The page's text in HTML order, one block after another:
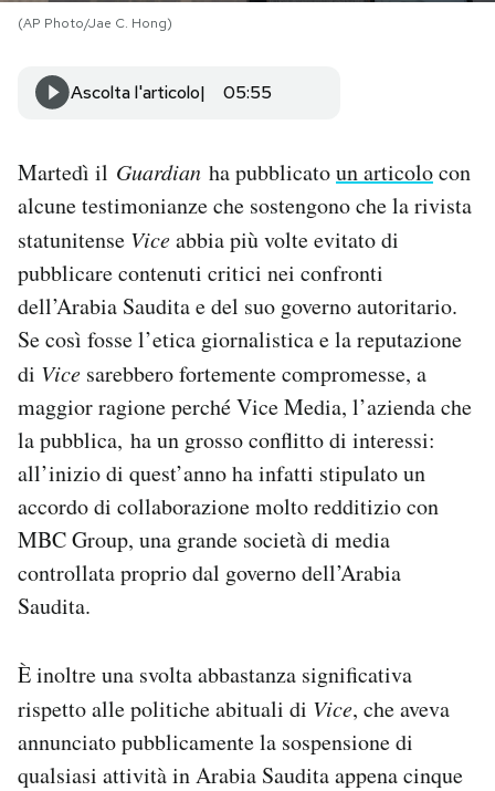
AREA PERSONALE
Area Personale
Newsletter
Notifiche mobile
Regala il Post
Esci
(AP Photo/Jae C. Hong)
Ascolta l'articolo 05:55
Martedì il Guardian ha pubblicatoun articolocon
alcune testimonianze che sostengono che la rivista
statunitense Viceabbia più volte evitato di
pubblicare contenuti critici nei confronti
dell’Arabia Saudita e del suo governo autoritario.
Se così fosse l’etica giornalistica e la reputazione
di Vice sarebbero fortemente compromesse, a
maggior ragione perché Vice Media, l’azienda che
la pubblica, ha un grosso conflitto di interessi:
all’inizio di quest’anno ha infatti stipulato un
accordo di collaborazione molto redditizio con
MBC Group, una grande società di media
controllata proprio dal governo dell’Arabia
Saudita.
È inoltre una svolta abbastanza significativa
rispetto alle politiche abituali di Vice, che aveva
annunciato pubblicamente la sospensione di
qualsiasi attività in Arabia Saudita appena cinque